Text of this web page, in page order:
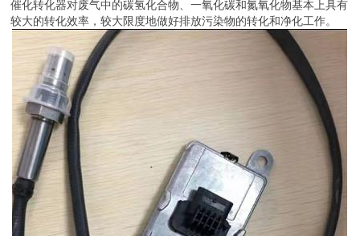
催化转化器对废气中的碳氢化合物、一氧化碳和氮氧化物基本上具有
较大的转化效率，较大限度地做好排放污染物的转化和净化工作。